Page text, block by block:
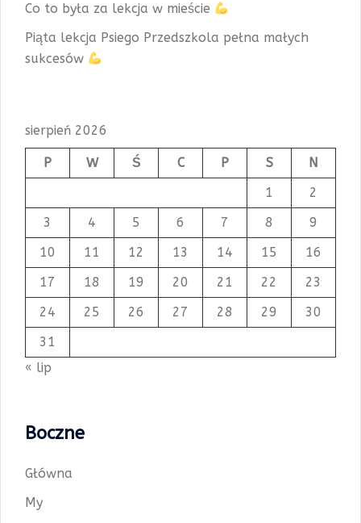
Co to była za lekcja w mieście
Piąta lekcja Psiego Przedszkola pełna małych
sukcesów
sierpień 2026
P W Ś C P S
N
1
2
3
4 5 6 7 8
9
10
11 12 13 14 15
16
17
18 19 20 21 22
23
24
25 26 27 28 29
30
31
« lip
Boczne
Główna
My